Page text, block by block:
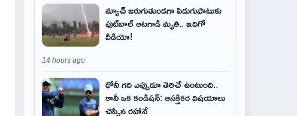
మ్యాచ్ జరుగుతుండగా పిడుగుపాటుకు
ఫుట్‌బాల్ ఆటగాడి మృతి.. ఇదిగో
వీడియో!
14 hours ago
ధోనీ గది ఎప్పుడూ తెరిచే ఉంటుంది..
కానీ ఒక కండిషన్: ఆసక్తికర విషయాలు
చెప్పిన రహానే